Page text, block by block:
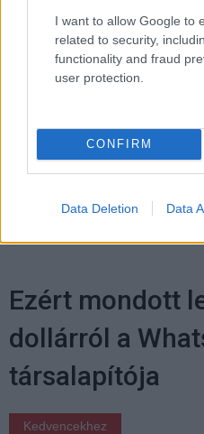
I want to allow Google to
related to security,
functionality and fraud
user protection.
CONFIRM
Data Deletion Data
Balatonalmádiban.
#windows 10
#laptop
#táblagép
Ezért mondott
dollárról a
társalapítója
Kedvencekhez